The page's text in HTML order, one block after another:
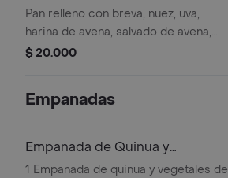
Pan relleno con breva, nuez, uva,
harina de avena, salvado de avena,
linaza, aceite de oliva, masa madre.
$ 20.000
Empanadas
Empanada de Quinua y
Vegetales
1 Empanada de quinua y vegetales de